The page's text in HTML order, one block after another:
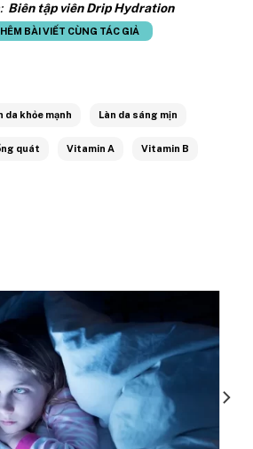
Biên tập viên Drip Hydration
BÀI VIẾT CÙNG TÁC GIẢ
da khỏe mạnh Làn da sáng mịn
quát Vitamin A Vitamin B